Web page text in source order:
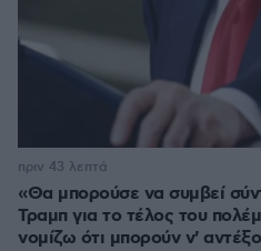
«Θα μπορούσε να συμβεί
Τραμπ για το τέλος του
νομίζω ότι μπορούν ν'
πριν 43 λεπτά